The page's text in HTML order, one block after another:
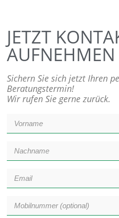
JETZT
AUFNEHMEN
Sichern Sie sich jetzt Ihren
Beratungstermin!
Wir rufen Sie gerne zurück.